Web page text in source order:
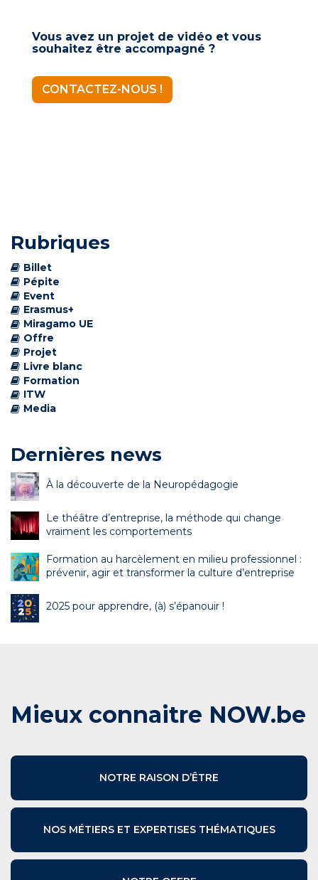
Vous avez un projet de vidéo et vous
souhaitez être accompagné ?
CONTACTEZ-NOUS !
Rubriques
Billet
Pépite
Event
Erasmus+
Miragamo UE
Offre
Projet
Livre blanc
Formation
ITW
Media
Dernières news
À la découverte de la Neuropédagogie
Le théâtre d’entreprise, la méthode qui change
vraiment les comportements
Formation au harcèlement en milieu professionnel :
prévenir, agir et transformer la culture d’entreprise
2025 pour apprendre, (à) s’épanouir !
Mieux connaitre NOW.be
NOTRE RAISON D’ÊTRE
NOS MÉTIERS ET EXPERTISES THÉMATIQUES